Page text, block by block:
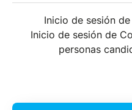
Inicio de sesión
Inicio de sesión de
personas